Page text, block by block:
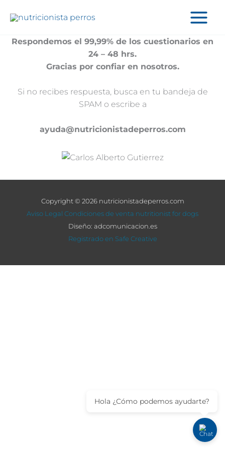
Respondemos el 99,99% de los cuestionarios en
24 – 48 hrs.
Gracias por confiar en nosotros.
Si no recibes respuesta, busca en tu bandeja de
SPAM o escribe a
ayuda@nutricionistadeperros.com
Copyright © 2026 nutricionistadeperros.com
Aviso Legal Condiciones de venta nutritionist for dogs
Diseño: adcomunicacion.es
Registrado en Safe Creative
Hola ¿Cómo podemos ayudarte?